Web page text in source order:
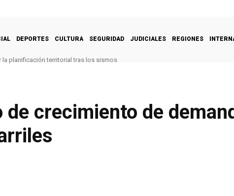
DEPORTES CULTURA SEGURIDAD JUDICIALES REGIONES
planificación territorial tras los sismos
crecimiento de